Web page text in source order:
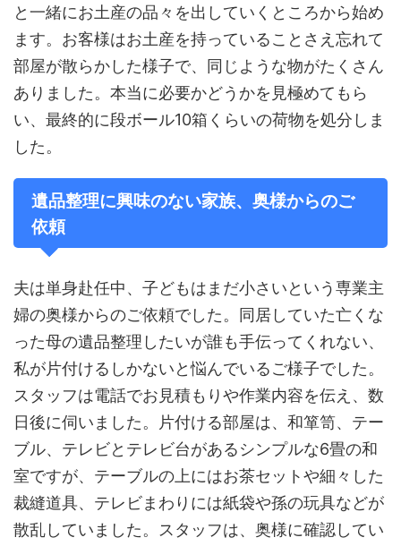
と一緒にお土産の品々を出していくところから始め
ます。お客様はお土産を持っていることさえ忘れて
部屋が散らかした様子で、同じような物がたくさん
ありました。本当に必要かどうかを見極めてもら
い、最終的に段ボール10箱くらいの荷物を処分しま
した。
遺品整理に興味のない家族、奥様からのご
依頼
夫は単身赴任中、子どもはまだ小さいという専業主
婦の奥様からのご依頼でした。同居していた亡くな
った母の遺品整理したいが誰も手伝ってくれない、
私が片付けるしかないと悩んでいるご様子でした。
スタッフは電話でお見積もりや作業内容を伝え、数
日後に伺いました。片付ける部屋は、和箪笥、テー
ブル、テレビとテレビ台があるシンプルな6畳の和
室ですが、テーブルの上にはお茶セットや細々した
裁縫道具、テレビまわりには紙袋や孫の玩具などが
散乱していました。スタッフは、奥様に確認してい